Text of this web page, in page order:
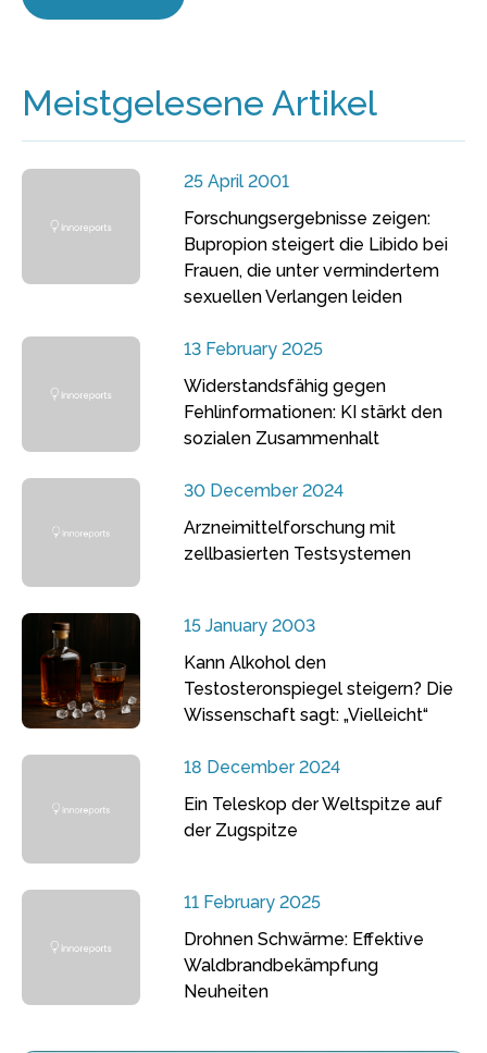
Meistgelesene Artikel
25 April 2001
Forschungsergebnisse zeigen:
Bupropion steigert die Libido bei
Frauen, die unter vermindertem
sexuellen Verlangen leiden
13 February 2025
Widerstandsfähig gegen
Fehlinformationen: KI stärkt den
sozialen Zusammenhalt
30 December 2024
Arzneimittelforschung mit
zellbasierten Testsystemen
15 January 2003
Kann Alkohol den
Testosteronspiegel steigern? Die
Wissenschaft sagt: „Vielleicht“
18 December 2024
Ein Teleskop der Weltspitze auf
der Zugspitze
11 February 2025
Drohnen Schwärme: Effektive
Waldbrandbekämpfung
Neuheiten